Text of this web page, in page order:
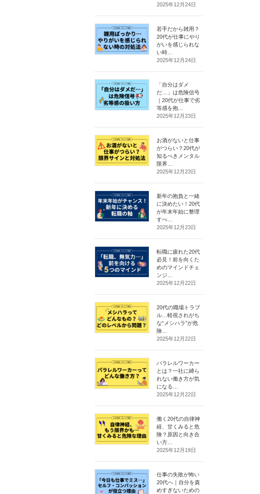
2025年12月24日
若手だから雑用？
20代が仕事にやり
がいを感じられな
い時…
2025年12月24日
「自分はダメ
だ…」は危険信号
｜20代が仕事で劣
等感を抱…
2025年12月23日
お酒がないと仕事
がつらい？20代が
知るべきメンタル
限界…
2025年12月23日
新年の抱負と一緒
に決めたい！20代
が年末年始に整理
すべ…
2025年12月23日
転職に疲れた20代
必見！前を向くた
めのマインドチェ
ンジ…
2025年12月22日
20代の職場トラブ
ル…軽視されがち
な“メシハラ”が危
険…
2025年12月22日
パラレルワーカー
とは？一社に縛ら
れない働き方が気
になる…
2025年12月22日
働く20代の自律神
経、甘くみると危
険？原因と向き合
い方…
2025年12月19日
仕事の失敗が怖い
20代へ｜自分を責
めすぎないための